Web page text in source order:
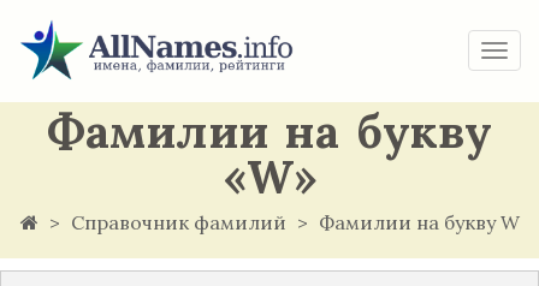
Фамилии на букву
«W»
Справочник фамилий Фамилии на букву W